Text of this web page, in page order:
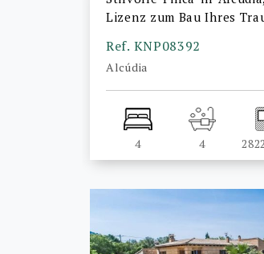
Lizenz zum Bau Ihres
Ref. KNP08392
Alcúdia
4 4